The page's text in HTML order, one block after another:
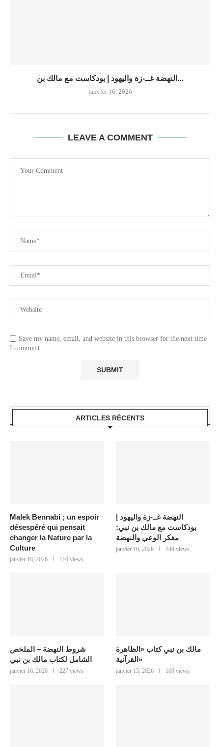
النهضة غــ-زة واليهود | بودكاست مع مالك بن...
janvier 16, 2026
LEAVE A COMMENT
Save my name, email, and website in this browser for the next time
I comment.
ARTICLES RÉCENTS
Malek Bennabi ; un espoir
désespéré qui pensait
changer la Nature par la
Culture
janvier 18, 2026 110 views
النهضة غــ-زة واليهود |
بودكاست مع مالك بن نبي:
مفكر الوعي والنهضة
janvier 16, 2026 149 views
شروط النهضة – الملخص
الشامل لكتاب مالك بن نبي
janvier 16, 2026 227 views
مالك بن نبي كتاب «الظاهرة
القرآنية»
janvier 15, 2026 169 views